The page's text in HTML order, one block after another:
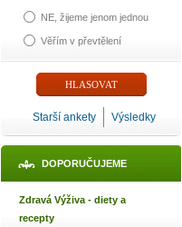
NE, žijeme jenom jednou
Věřím v převtělení
Starší ankety Výsledky
DOPORUČUJEME
Zdravá Výživa - diety a
recepty